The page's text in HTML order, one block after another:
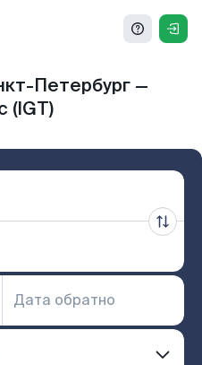
Петербург —
(IGT)